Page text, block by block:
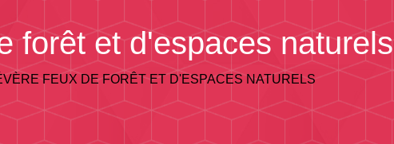
forêt et d'espaces naturels
FEUX DE FORÊT ET D'ESPACES NATURELS